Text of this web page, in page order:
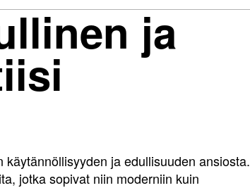
ja
ja edullisuuden ansiosta.
jotka sopivat niin moderniin kuin